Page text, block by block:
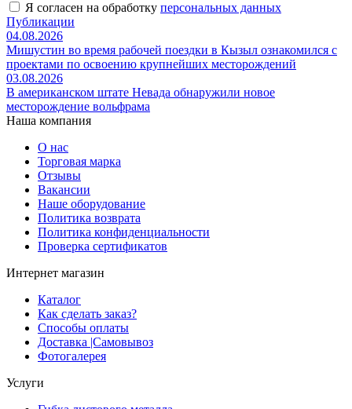
Я согласен на обработку персональных данных
Публикации
04.08.2026
Мишустин во время рабочей поездки в Кызыл ознакомился с
проектами по освоению крупнейших месторождений
03.08.2026
В американском штате Невада обнаружили новое
месторождение вольфрама
Наша компания
О нас
Торговая марка
Отзывы
Вакансии
Наше оборудование
Политика возврата
Политика конфиденциальности
Проверка сертификатов
Интернет магазин
Каталог
Как сделать заказ?
Способы оплаты
Доставка |Cамовывоз
Фотогалерея
Услуги